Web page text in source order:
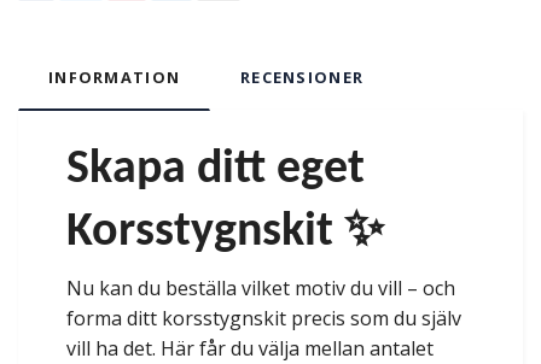
INFORMATION RECENSIONER
Skapa ditt eget
Korsstygnskit ✨
Nu kan du beställa vilket motiv du vill – och
forma ditt korsstygnskit precis som du själv
vill ha det. Här får du välja mellan antalet